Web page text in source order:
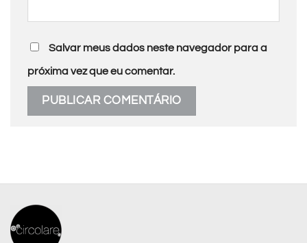
Salvar meus dados neste navegador para a
próxima vez que eu comentar.